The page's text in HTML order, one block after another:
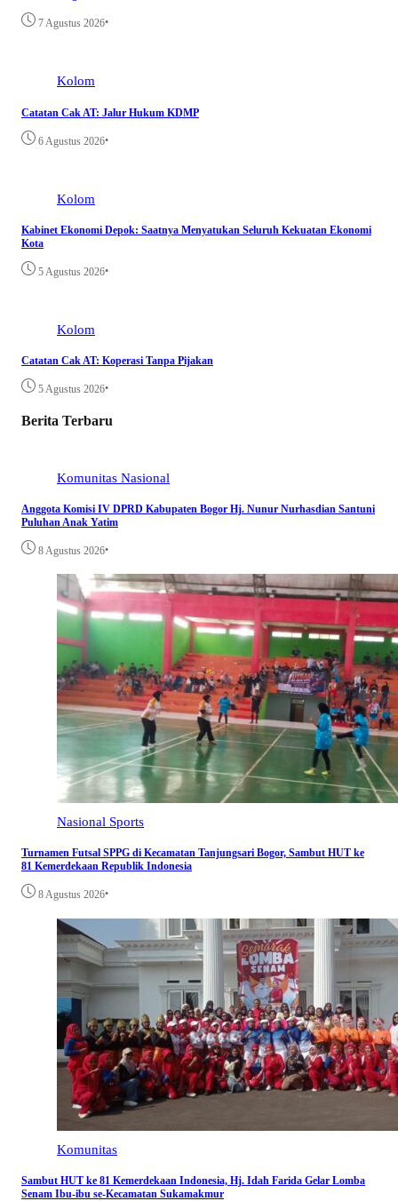
7 Agustus 2026•
Kolom
Catatan Cak AT: Jalur Hukum KDMP
6 Agustus 2026•
Kolom
Kabinet Ekonomi Depok: Saatnya Menyatukan Seluruh Kekuatan Ekonomi
Kota
5 Agustus 2026•
Kolom
Catatan Cak AT: Koperasi Tanpa Pijakan
5 Agustus 2026•
Berita Terbaru
Komunitas Nasional
Anggota Komisi IV DPRD Kabupaten Bogor Hj. Nunur Nurhasdian Santuni
Puluhan Anak Yatim
8 Agustus 2026•
Nasional Sports
Turnamen Futsal SPPG di Kecamatan Tanjungsari Bogor, Sambut HUT ke
81 Kemerdekaan Republik Indonesia
8 Agustus 2026•
Komunitas
Sambut HUT ke 81 Kemerdekaan Indonesia, Hj. Idah Farida Gelar Lomba
Senam Ibu-ibu se-Kecamatan Sukamakmur